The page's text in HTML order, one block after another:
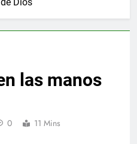
Elvia Milena
2 Años Ago
Colombia
Con éxito se
de niña de 13 años
las manos
0 11 Mins